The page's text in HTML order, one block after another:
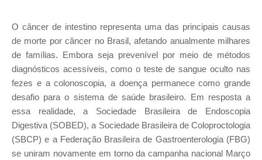
O câncer de intestino representa uma das principais causas
de morte por câncer no Brasil, afetando anualmente milhares
de famílias. Embora seja prevenível por meio de métodos
diagnósticos acessíveis, como o teste de sangue oculto nas
fezes e a colonoscopia, a doença permanece como grande
desafio para o sistema de saúde brasileiro. Em resposta a
essa realidade, a Sociedade Brasileira de Endoscopia
Digestiva (SOBED), a Sociedade Brasileira de Coloproctologia
(SBCP) e a Federação Brasileira de Gastroenterologia (FBG)
se uniram novamente em torno da campanha nacional Março